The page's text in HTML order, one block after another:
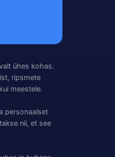
ühes kohas.
ripsmete
meestele.
personaalset
nii, et see